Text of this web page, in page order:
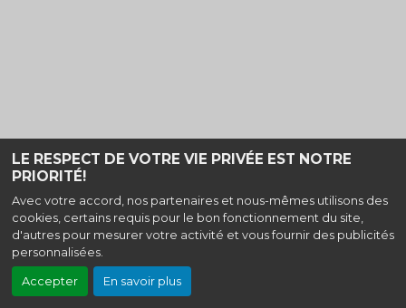
LE RESPECT DE VOTRE VIE PRIVÉE EST NOTRE
PRIORITÉ!
Avec votre accord, nos partenaires et nous-mêmes utilisons des
cookies, certains requis pour le bon fonctionnement du site,
d'autres pour mesurer votre activité et vous fournir des publicités
personnalisées.
Accepter En savoir plus